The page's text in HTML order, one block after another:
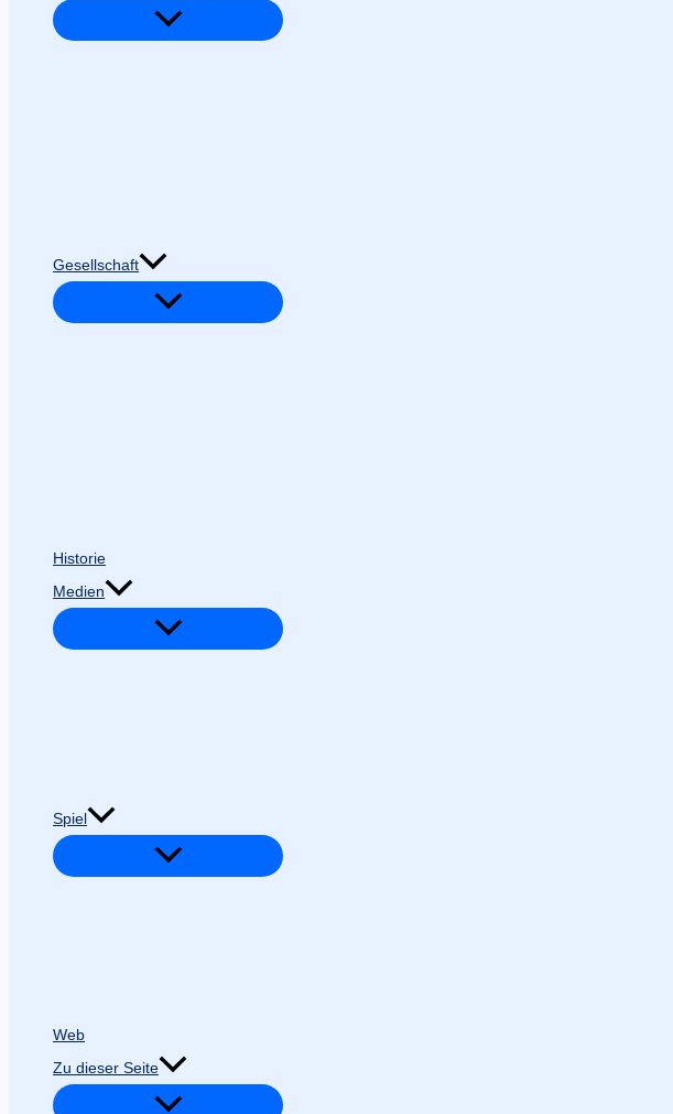
Gesellschaft
Historie
Medien
Spiel
Web
Zu dieser Seite